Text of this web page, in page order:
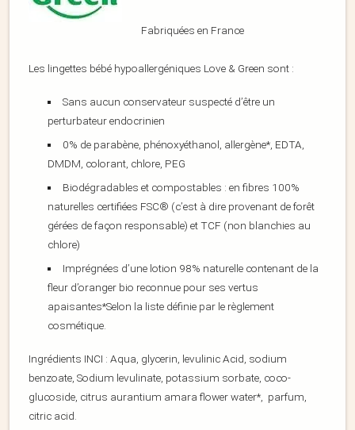
Fabriquées en France
Les lingettes bébé hypoallergéniques Love & Green sont :
Sans aucun conservateur suspecté d’être un
perturbateur endocrinien
0% de parabène, phénoxyéthanol, allergène*, EDTA,
DMDM, colorant, chlore, PEG
Biodégradables et compostables : en fibres 100%
naturelles certifiées FSC® (c’est à dire provenant de forêt
gérées de façon responsable) et TCF (non blanchies au
chlore)
Imprégnées d’une lotion 98% naturelle contenant de la
fleur d’oranger bio reconnue pour ses vertus
apaisantes*Selon la liste définie par le règlement
cosmétique.
Ingrédients INCI : Aqua, glycerin, levulinic Acid, sodium
benzoate, Sodium levulinate, potassium sorbate, coco-
glucoside, citrus aurantium amara flower water*, parfum,
citric acid.